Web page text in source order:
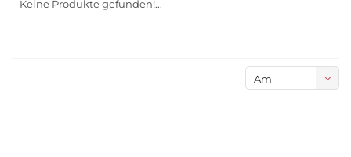
Keine Produkte gefunden!...
Am